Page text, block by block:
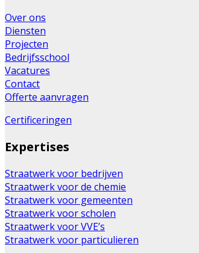
Over ons
Diensten
Projecten
Bedrijfsschool
Vacatures
Contact
Offerte aanvragen
Certificeringen
Expertises
Straatwerk voor bedrijven
Straatwerk voor de chemie
Straatwerk voor gemeenten
Straatwerk voor scholen
Straatwerk voor VVE’s
Straatwerk voor particulieren